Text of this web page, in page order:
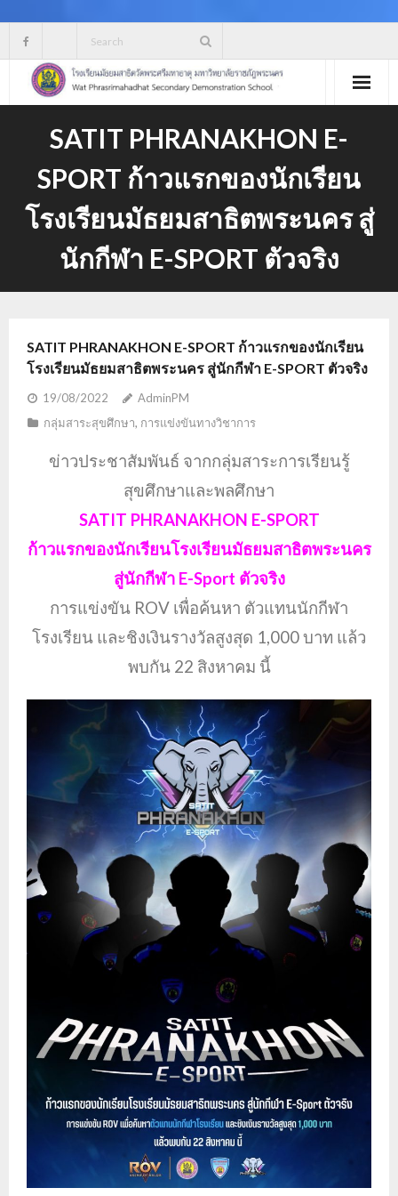
content
SATIT PHRANAKHON E-
SPORT ก้าวแรกของนักเรียน
โรงเรียนมัธยมสาธิตพระนคร สู่
นักกีฬา E-SPORT ตัวจริง
SATIT PHRANAKHON E-SPORT ก้าวแรกของนักเรียน
โรงเรียนมัธยมสาธิตพระนคร สู่นักกีฬา E-SPORT ตัวจริง
19/08/2022
AdminPM
กลุ่มสาระสุขศึกษา, การแข่งขันทางวิชาการ
ข่าวประชาสัมพันธ์ จากกลุ่มสาระการเรียนรู้
สุขศึกษาและพลศึกษา
SATIT PHRANAKHON E-SPORT
ก้าวแรกของนักเรียนโรงเรียนมัธยมสาธิตพระนคร
สู่นักกีฬา E-Sport ตัวจริง
การแข่งขัน ROV เพื่อค้นหา ตัวแทนนักกีฬา
โรงเรียน และชิงเงินรางวัลสูงสุด 1,000 บาท แล้ว
พบกัน 22 สิงหาคม นี้